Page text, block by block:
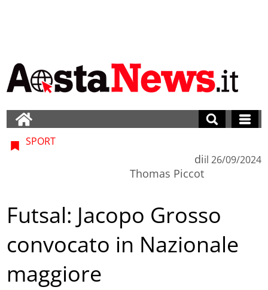
SPORT
di
Thomas Piccot
il 26/09/2024
Futsal: Jacopo Grosso
convocato in Nazionale
maggiore